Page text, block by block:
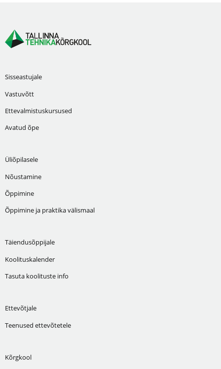
Sisseastujale
Vastuvõtt
Ettevalmistuskursused
Avatud õpe
Üliõpilasele
Nõustamine
Õppimine
Õppimine ja praktika välismaal
Täiendusõppijale
Koolituskalender
Tasuta koolituste info
Ettevõtjale
Teenused ettevõtetele
Kõrgkool